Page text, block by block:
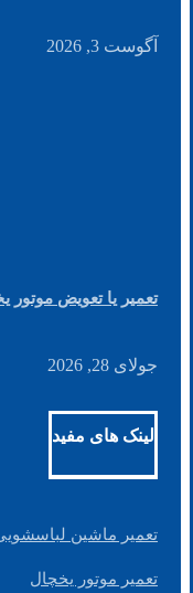
آگوست 3, 2026
تعمیر یا تعویض
جولای 28, 2026
لینک های مفید
تعمیر ماشین
تعمیر موتور یخچال